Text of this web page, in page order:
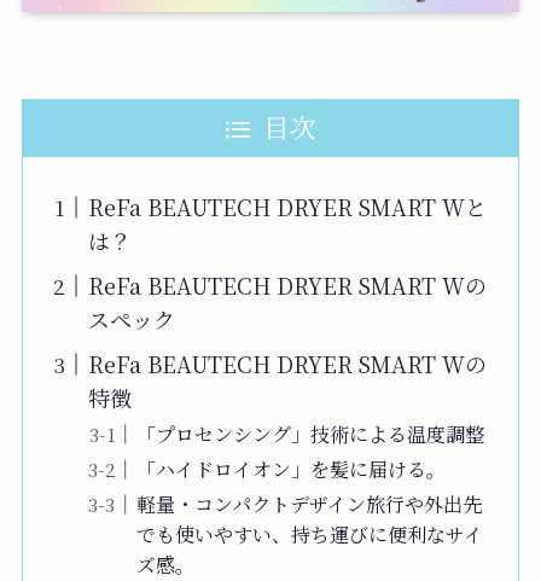
目次
ReFa BEAUTECH DRYER SMART Wと
は？
ReFa BEAUTECH DRYER SMART Wの
スペック
ReFa BEAUTECH DRYER SMART Wの
特徴
「プロセンシング」技術による温度調整
「ハイドロイオン」を髪に届ける。
軽量・コンパクトデザイン旅行や外出先
でも使いやすい、持ち運びに便利なサイ
ズ感。